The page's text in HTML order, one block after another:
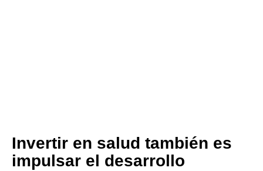
Invertir en salud también es
impulsar el desarrollo